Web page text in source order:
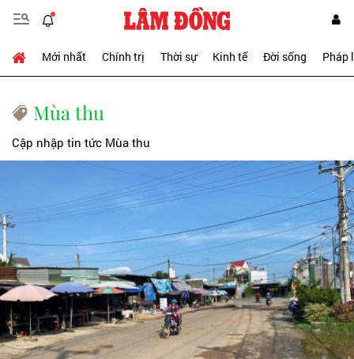
Mới nhất Chính trị Thời sự Kinh tế Đời sống Pháp
Mùa thu
Cập nhập tin tức Mùa thu